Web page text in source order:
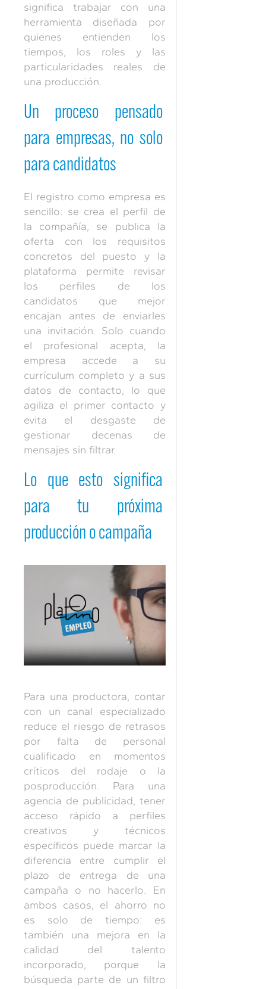
significa trabajar con una
herramienta diseñada por
quienes entienden los
tiempos, los roles y las
particularidades reales de
una producción.
Un proceso pensado
para empresas, no solo
para candidatos
El registro como empresa es
sencillo: se crea el perfil de
la compañía, se publica la
oferta con los requisitos
concretos del puesto y la
plataforma permite revisar
los perfiles de los
candidatos que mejor
encajan antes de enviarles
una invitación. Solo cuando
el profesional acepta, la
empresa accede a su
currículum completo y a sus
datos de contacto, lo que
agiliza el primer contacto y
evita el desgaste de
gestionar decenas de
mensajes sin filtrar.
Lo que esto significa
para tu próxima
producción o campaña
Para una productora, contar
con un canal especializado
reduce el riesgo de retrasos
por falta de personal
cualificado en momentos
críticos del rodaje o la
posproducción. Para una
agencia de publicidad, tener
acceso rápido a perfiles
creativos y técnicos
específicos puede marcar la
diferencia entre cumplir el
plazo de entrega de una
campaña o no hacerlo. En
ambos casos, el ahorro no
es solo de tiempo: es
también una mejora en la
calidad del talento
incorporado, porque la
búsqueda parte de un filtro